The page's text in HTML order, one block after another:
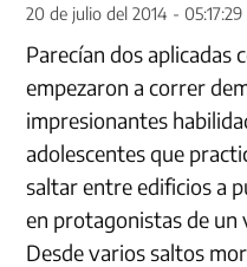
20 de julio del 2014 - 05:17:29
Parecían dos aplicadas
empezaron a correr
impresionantes
adolescentes que
saltar entre edificios a
en protagonistas de un
Desde varios saltos